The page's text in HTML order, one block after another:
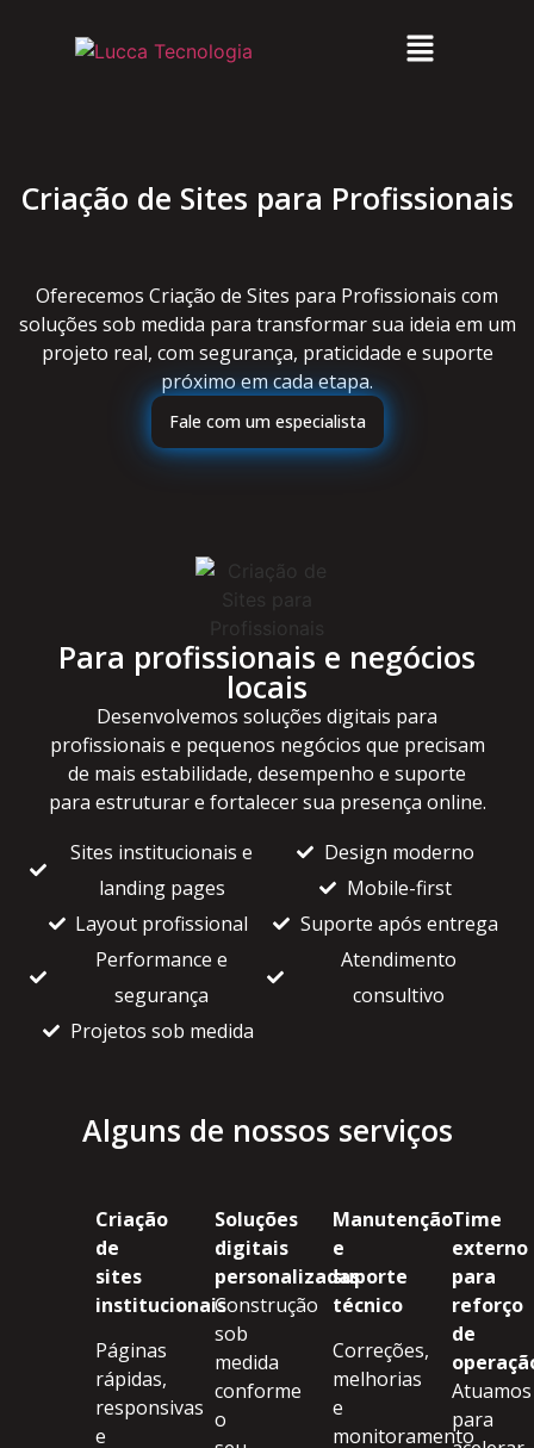
Criação de Sites para Profissionais
Oferecemos Criação de Sites para Profissionais com
soluções sob medida para transformar sua ideia em um
projeto real, com segurança, praticidade e suporte
próximo em cada etapa.
Fale com um especialista
Para profissionais e negócios
locais
Desenvolvemos soluções digitais para
profissionais e pequenos negócios que precisam
de mais estabilidade, desempenho e suporte
para estruturar e fortalecer sua presença online.
Sites institucionais e
landing pages
Layout profissional
Performance e
segurança
Projetos sob medida
Design moderno
Mobile-first
Suporte após entrega
Atendimento
consultivo
Alguns de nossos serviços
Criação
de
sites
institucionais
Páginas
rápidas,
responsivas
e
Soluções
digitais
personalizadas
Construção
sob
medida
conforme
o
Manutenção
e
suporte
técnico
Correções,
melhorias
e
monitoramento
Time
externo
para
reforço
de
Atuamos
para